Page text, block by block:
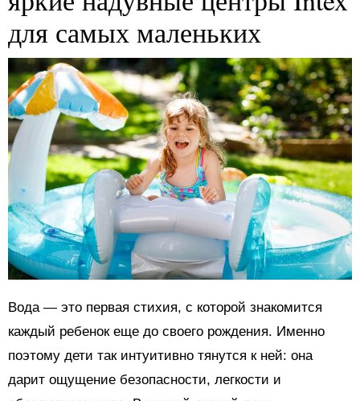
для самых маленьких
Вода — это первая стихия, с которой знакомится
каждый ребенок еще до своего рождения. Именно
поэтому дети так интуитивно тянутся к ней: она
дарит ощущение безопасности, легкости и